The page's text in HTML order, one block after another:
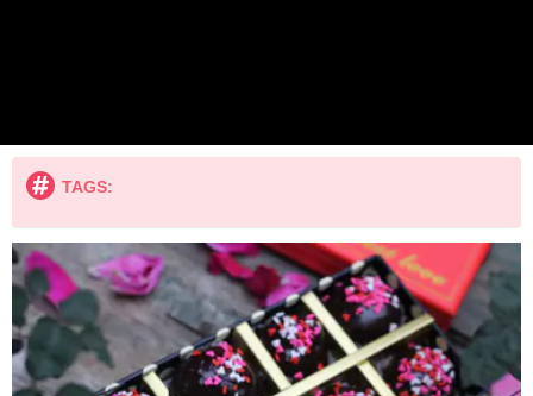
TAGS: